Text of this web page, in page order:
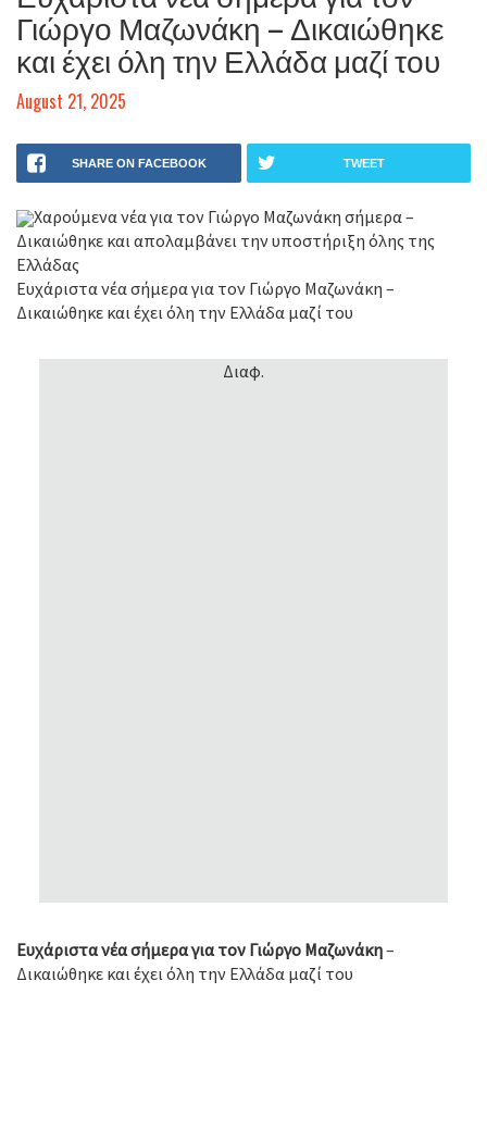
Γιώργο Μαζωνάκη – Δικαιώθηκε
και έχει όλη την Ελλάδα μαζί του
August 21, 2025
SHARE ON FACEBOOK TWEET
Χαρούμενα νέα για τον Γιώργο Μαζωνάκη σήμερα –
Δικαιώθηκε και απολαμβάνει την υποστήριξη όλης της
Ελλάδας
Ευχάριστα νέα σήμερα για τον Γιώργο Μαζωνάκη –
Δικαιώθηκε και έχει όλη την Ελλάδα μαζί του
Διαφ.
Ευχάριστα νέα σήμερα για τον Γιώργο Μαζωνάκη–
Δικαιώθηκε και έχει όλη την Ελλάδα μαζί του